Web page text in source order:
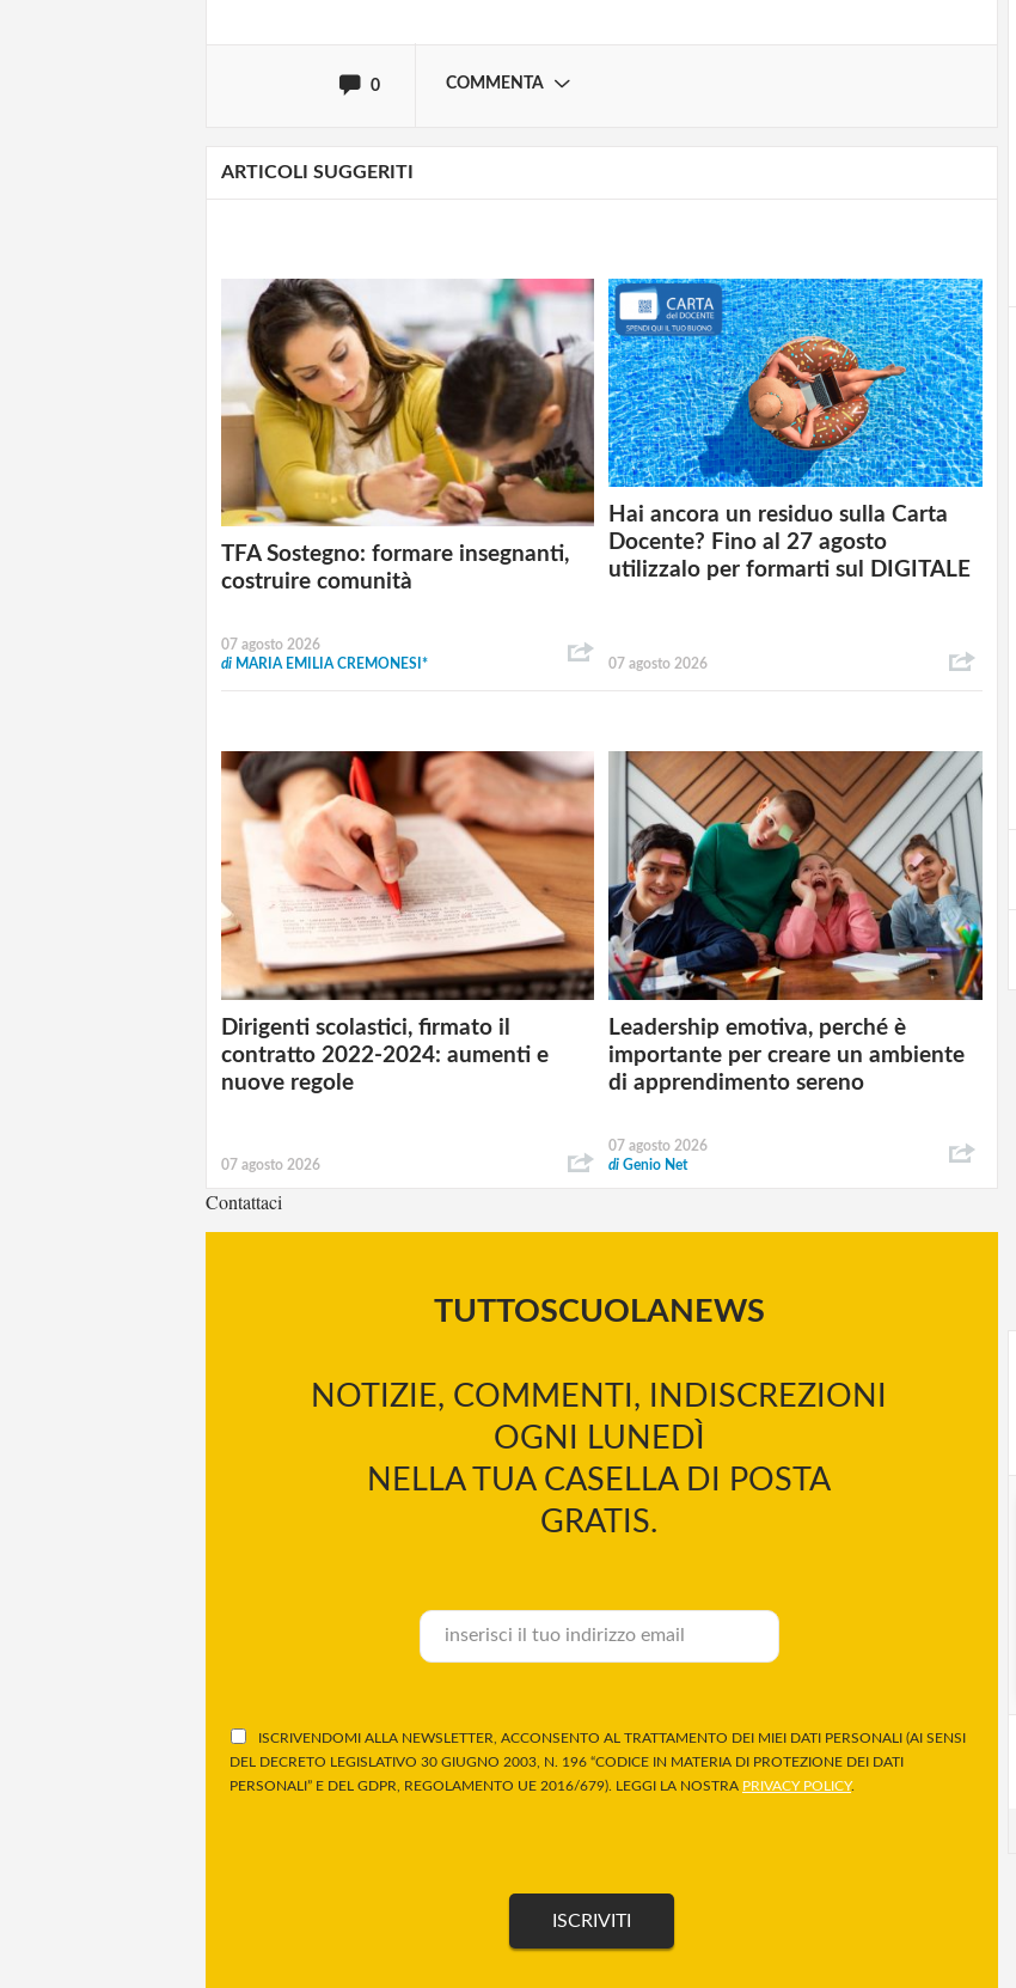
0 COMMENTA
ARTICOLI SUGGERITI
TFA Sostegno: formare insegnanti,
costruire comunità
07 agosto 2026
di MARIA EMILIA CREMONESI*
Hai ancora un residuo sulla Carta
Docente? Fino al 27 agosto
utilizzalo per formarti sul DIGITALE
07 agosto 2026
Dirigenti scolastici, firmato il
contratto 2022-2024: aumenti e
nuove regole
07 agosto 2026
Leadership emotiva, perché è
importante per creare un ambiente
di apprendimento sereno
07 agosto 2026
diGenio Net
Contattaci
TUTTOSCUOLANEWS
NOTIZIE, COMMENTI, INDISCREZIONI
OGNI LUNEDÌ
NELLA TUA CASELLA DI POSTA
GRATIS.
ISCRIVENDOMI ALLA NEWSLETTER, ACCONSENTO AL TRATTAMENTO DEI MIEI DATI PERSONALI (AI SENSI
DEL DECRETO LEGISLATIVO 30 GIUGNO 2003, N. 196 “CODICE IN MATERIA DI PROTEZIONE DEI DATI
PERSONALI” E DEL GDPR, REGOLAMENTO UE 2016/679). LEGGI LA NOSTRA PRIVACY POLICY.